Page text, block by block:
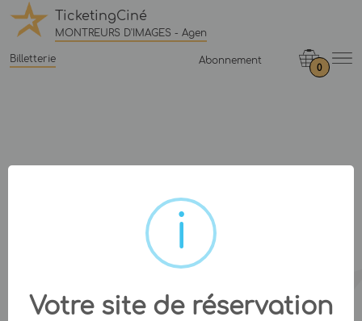
TicketingCiné
MONTREURS D'IMAGES - Agen
Billetterie Abonnement
0
Votre site de réservation